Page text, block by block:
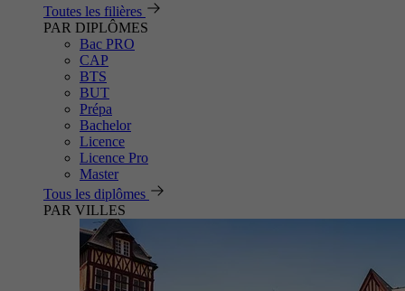
Toutes les filières
PAR DIPLÔMES
Bac PRO
CAP
BTS
BUT
Prépa
Bachelor
Licence
Licence Pro
Master
Tous les diplômes
PAR VILLES